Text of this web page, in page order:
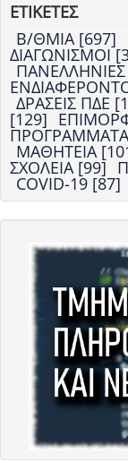
ΕΤΙΚΕΤΕΣ
Β/ΘΜΙΑ [697]
ΔΙΑΓΩΝΙΣΜΟΙ
ΠΑΝΕΛΛΗΝΙΕΣ
ΔΡΑΣΕΙΣ ΠΔΕ
[129]
ΜΑΘΗΤΕΙΑ
ΣΧΟΛΕΙΑ [99]
COVID-19 [87]